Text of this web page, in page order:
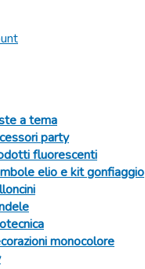
a tema
party
fluorescenti
elio e kit gonfiaggio
monocolore